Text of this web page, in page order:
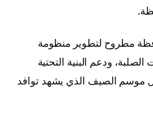
مطروح لتطوير منظومة
الصلبة، ودعم البنية التحتية
موسم الصيف الذي يشهد توافد